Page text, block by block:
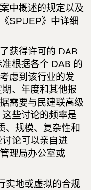
中概述的规定以及
SPUEP》中详细
获得许可的 DAB
根据各个 DAB 的
虑到该行业的发
、年度和其他报
需要与民建联高级
些讨论的频率是
、规模、复杂性和
论可以亲自进
理局办公室或
实地或虚拟的合规